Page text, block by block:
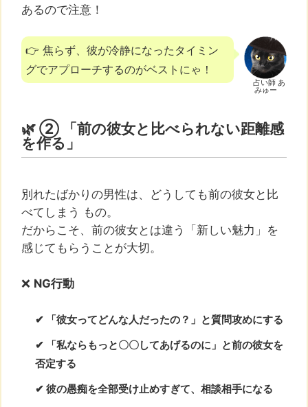
あるので注意！
占い師 あ
みゅー
👉 焦らず、彼が冷静になったタイミン
グでアプローチするのがベストにゃ！
🌿 ② 「前の彼女と比べられない距離感
を作る」
別れたばかりの男性は、どうしても前の彼女と比
べてしまう もの。
だからこそ、前の彼女とは違う「新しい魅力」を
感じてもらうことが大切。
❌ NG行動
✔ 「彼女ってどんな人だったの？」と質問攻めにする
✔ 「私ならもっと〇〇してあげるのに」と前の彼女を
否定する
✔ 彼の愚痴を全部受け止めすぎて、相談相手になる